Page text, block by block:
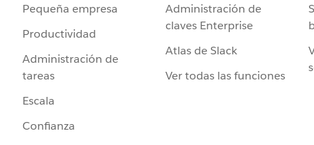
Pequeña empresa
Productividad
Administración de
tareas
Escala
Confianza
Administración de
claves Enterprise
Atlas de Slack
Ver todas las funciones